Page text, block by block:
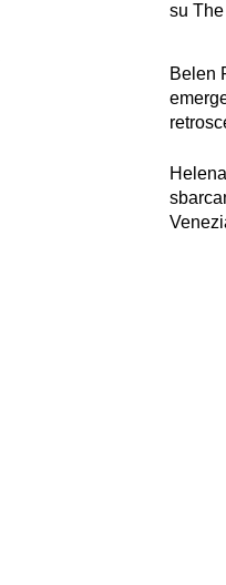
su
Belen